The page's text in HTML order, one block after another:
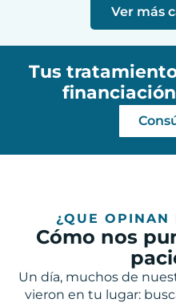
Ver más
Tus
¿QUE OPINAN
Cómo nos
Un día, muchos de
vieron en tu lugar: